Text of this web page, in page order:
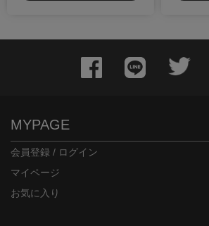
MYPAGE
会員登録 / ログイン
マイページ
お気に入り